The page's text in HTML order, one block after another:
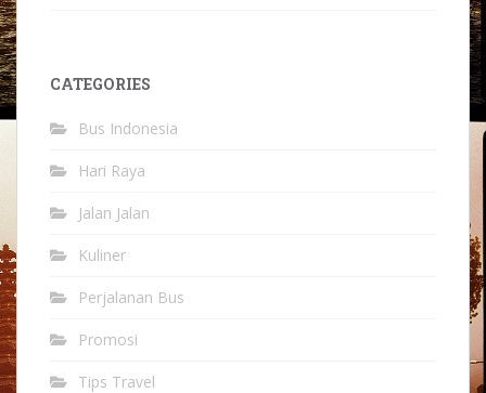
CATEGORIES
Bus Indonesia
Hari Raya
Jalan Jalan
Kuliner
Perjalanan Bus
Promosi
Tips Travel